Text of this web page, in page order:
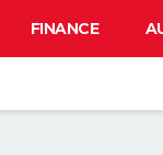
FINANCE